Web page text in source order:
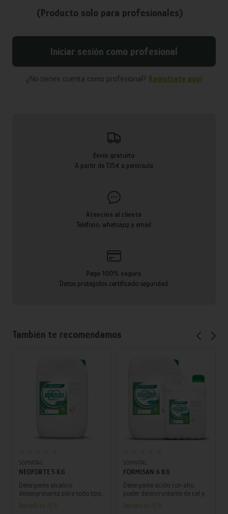
(Producto solo para profesionales)
Iniciar sesión como profesional
¿No tienes cuenta como profesional? Regístrate aquí
Envío gratuito
A partir de 135€ a península
Atención al cliente
Teléfono, whatsapp y email
Pago 100% seguro
Datos protegidos certificado seguridad
También te recomendamos
SOMVITAL
NEOFORTE 5 KG
Detergente alcalino
desengrasante para todo tipo
de superficies e instalaciones.
Espuma ultra-persistente
Recíbelo en 72 h.
SOMVITAL
FORMISAN 6 KG
Detergente ácido con alto
poder desincrustante de cal y
óxido
Recíbelo en 72 h.